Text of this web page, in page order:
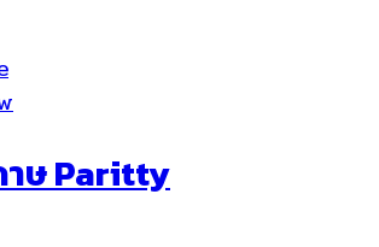
าษ Paritty